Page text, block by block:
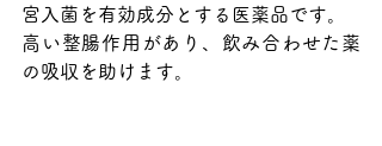
宮入菌を有効成分とする医薬品です。
高い整腸作用があり、飲み合わせた薬
の吸収を助けます。